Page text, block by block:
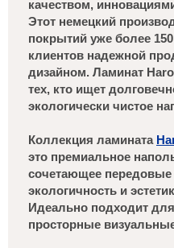
качеством,
Этот немецкий
покрытий уже более
клиентов надежной
дизайном. Ламинат
тех, кто ищет
экологически чистое
Коллекция ламината
это премиальное
сочетающее передовые
экологичность и
Идеально подходит для
просторные